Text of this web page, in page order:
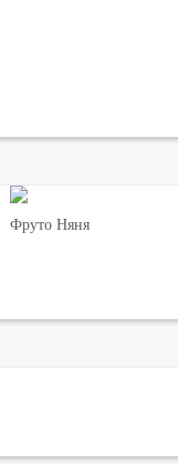
Фруто Няня